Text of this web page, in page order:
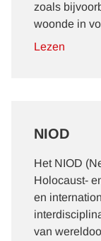
zoals
woonde in
Lezen
NIOD
Het NIOD
Holocaust-
en
van